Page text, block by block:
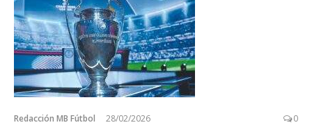
Redacción MB Fútbol 28/02/2026 0